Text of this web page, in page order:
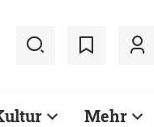
Mehr